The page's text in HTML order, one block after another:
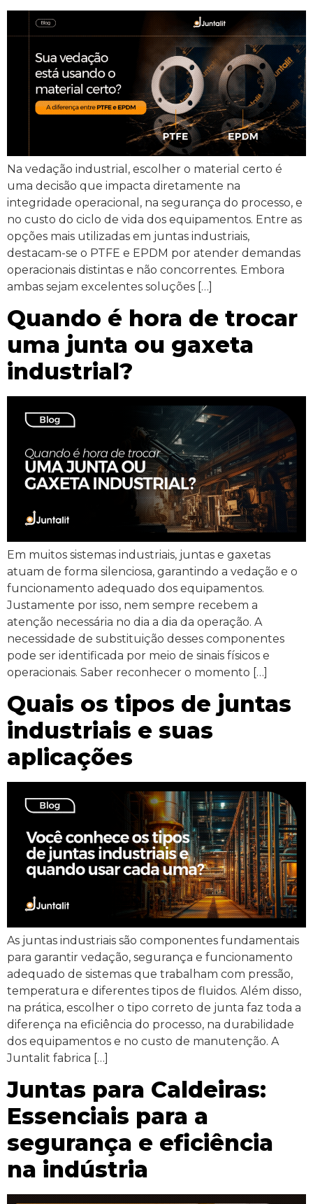
Na vedação industrial, escolher o material certo é
uma decisão que impacta diretamente na
integridade operacional, na segurança do processo, e
no custo do ciclo de vida dos equipamentos. Entre as
opções mais utilizadas em juntas industriais,
destacam-se o PTFE e EPDM por atender demandas
operacionais distintas e não concorrentes. Embora
ambas sejam excelentes soluções […]
Quando é hora de trocar
uma junta ou gaxeta
industrial?
Em muitos sistemas industriais, juntas e gaxetas
atuam de forma silenciosa, garantindo a vedação e o
funcionamento adequado dos equipamentos.
Justamente por isso, nem sempre recebem a
atenção necessária no dia a dia da operação. A
necessidade de substituição desses componentes
pode ser identificada por meio de sinais físicos e
operacionais. Saber reconhecer o momento […]
Quais os tipos de juntas
industriais e suas
aplicações
As juntas industriais são componentes fundamentais
para garantir vedação, segurança e funcionamento
adequado de sistemas que trabalham com pressão,
temperatura e diferentes tipos de fluidos. Além disso,
na prática, escolher o tipo correto de junta faz toda a
diferença na eficiência do processo, na durabilidade
dos equipamentos e no custo de manutenção. A
Juntalit fabrica […]
Juntas para Caldeiras:
Essenciais para a
segurança e eficiência
na indústria